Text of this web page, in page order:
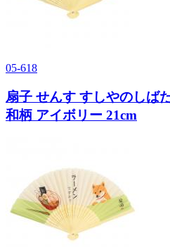
05-618
扇子 せんす すしやのしば
和柄 アイボリー 21cm